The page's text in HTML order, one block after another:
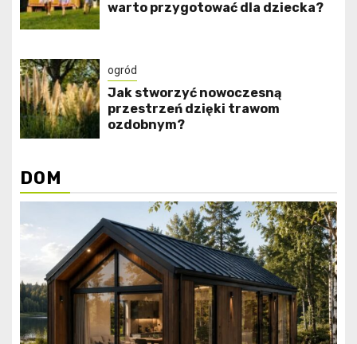
warto przygotować dla dziecka?
ogród
Jak stworzyć nowoczesną
przestrzeń dzięki trawom
ozdobnym?
DOM